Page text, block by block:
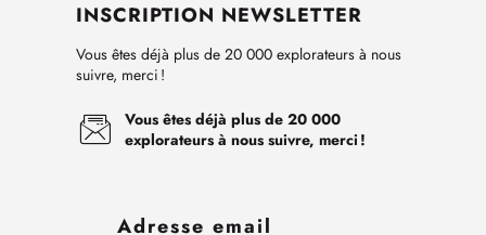
INSCRIPTION NEWSLETTER
Vous êtes déjà plus de 20 000 explorateurs à nous
suivre, merci !
Vous êtes déjà plus de 20 000
explorateurs à nous suivre, merci !